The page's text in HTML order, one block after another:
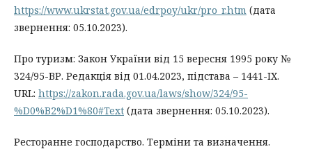
https://www.ukrstat.gov.ua/edrpoy/ukr/pro_r.htm (дата
звернення: 05.10.2023).
Про туризм: Закон України від 15 вересня 1995 року №
324/95-ВР. Редакція від 01.04.2023, підстава – 1441-IX.
URL: https://zakon.rada.gov.ua/laws/show/324/95-
%D0%B2%D1%80#Text (дата звернення: 05.10.2023).
Ресторанне господарство. Терміни та визначення.